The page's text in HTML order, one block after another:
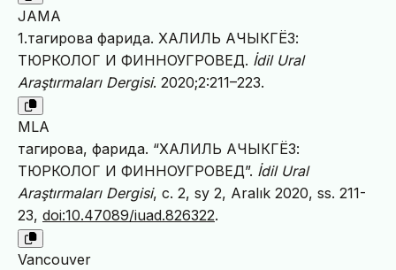
JAMA
1.тагирова фарида. ХАЛИЛЬ АЧЫКГЁЗ:
ТЮРКОЛОГ И ФИННОУГРОВЕД. İdil Ural
Araştırmaları Dergisi. 2020;2:211–223.
MLA
тагирова, фарида. “ХАЛИЛЬ АЧЫКГЁЗ:
ТЮРКОЛОГ И ФИННОУГРОВЕД”. İdil Ural
Araştırmaları Dergisi, c. 2, sy 2, Aralık 2020, ss. 211-
23, doi:10.47089/iuad.826322.
Vancouver